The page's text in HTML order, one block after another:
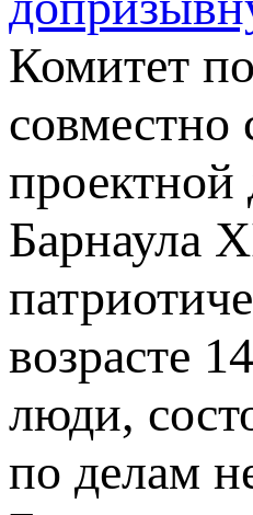
Комитет
совместно
проектной
Барнаула
возрасте
люди,
по делам